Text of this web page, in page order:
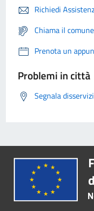
Richiedi
Chiama il
Prenota un
Problemi in città
Segnala